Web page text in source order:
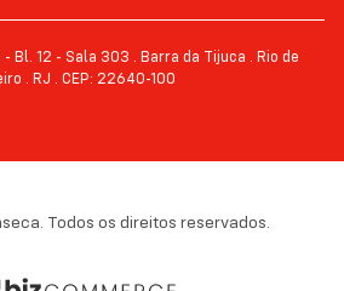
Bl. 12 - Sala 303 . Barra da Tijuca . Rio de
. RJ . CEP: 22640-100
Todos os direitos reservados.